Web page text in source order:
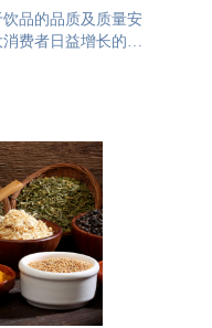
品的品质及质量安
费者日益增长的需
溯源系统，通过为
加强整个生产流程